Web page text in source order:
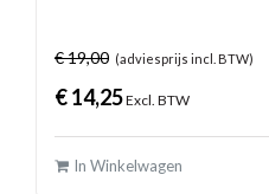
€19,00 (adviesprijs incl. BTW)
€14,25Excl. BTW
In Winkelwagen